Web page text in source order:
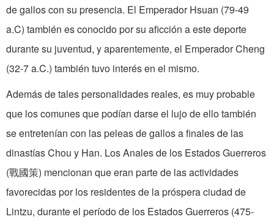
de gallos con su presen­cia. El Emperador Hsuan (79-49
a.C) también es conocido por su aficción a este deporte
durante su juventud, y apa­rentemente, el Emperador Cheng
(32-7 a.C.) también tuvo interés en el mismo.
Además de tales personalidades reales, es muy probable
que los comunes que podían darse el lujo de ello también
se entretenían con las peleas de gallos a finales de las
dinastías Chou y Han. Los Anales de los Estados Guerreros
(戰國策) mencionan que eran parte de las actividades
favorecidas por los residentes de la próspera ciudad de
Lintzu, durante el período de los Estados Guerreros (475-